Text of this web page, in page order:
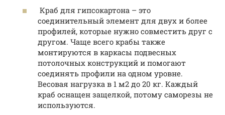
Краб для гипсокартона – это
соединительный элемент для двух и более
профилей, которые нужно совместить друг с
другом. Чаще всего крабы также
монтируются в каркасы подвесных
потолочных конструкций и помогают
соединять профили на одном уровне.
Весовая нагрузка в 1 м2 до 20 кг. Каждый
краб оснащен защелкой, потому саморезы не
используются.